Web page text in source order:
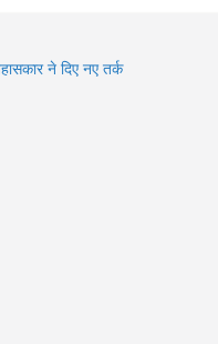
ने दिए नए तर्क